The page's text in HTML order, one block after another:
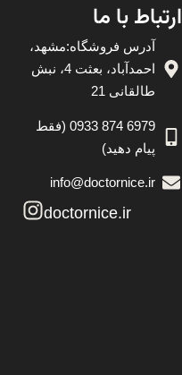
ارتباط با ما
آدرس فروشگاه:مشهد،
احمدآباد، بعثت 4، نبش
طالقانی 21
6979 874 0933 (فقط
پیام دهید)
info@doctornice.ir
doctornice.ir